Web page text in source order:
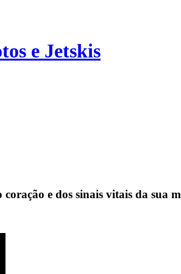
e Jetskis
e dos sinais vitais da sua